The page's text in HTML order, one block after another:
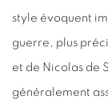
style évoquent
guerre, plus
et de Nicolas de
généralement